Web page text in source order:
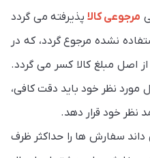
مرجوعی کالا پذیرفته می گردد
نشده مرجوع گردد، که در
اصل مبلغ کالا کسر می گردد.
نظر خود باید دقت کافی،
نظر خود قرار دهد.
داند سفارش ها را حداکثر ظرف